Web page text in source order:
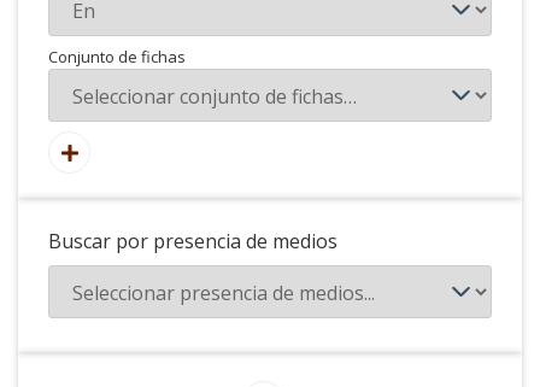
Conjunto de fichas
Buscar por presencia de medios